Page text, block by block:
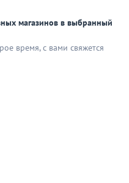
магазинов в выбранный
время, с вами свяжется